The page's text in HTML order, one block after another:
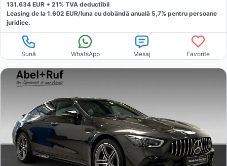
131.634 EUR + 21% TVA deductibil
Leasing de la 1.602 EUR/luna cu dobăndă anuală 5,7% pentru persoane
juridice.
Sună WhatsApp Mesaj Favorite